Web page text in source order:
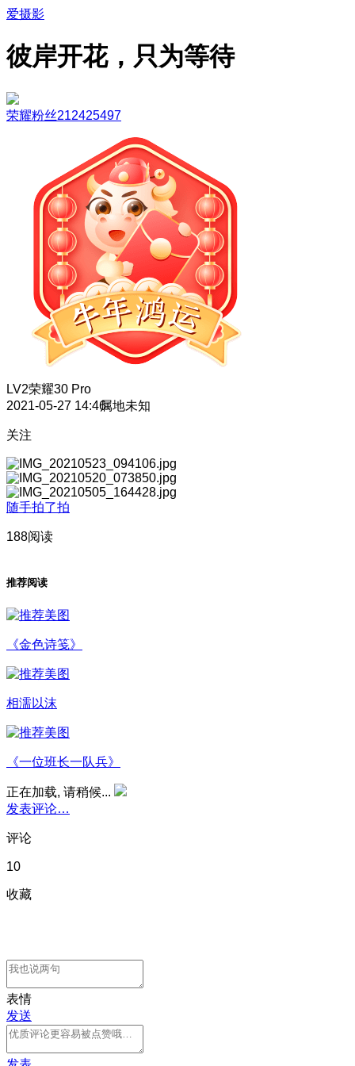
爱摄影
彼岸开花，只为等待
荣耀粉丝212425497
LV2荣耀30 Pro
2021-05-27 14:46属地未知
关注
随手拍了拍
188阅读
推荐阅读
《金色诗笺》
相濡以沫
《一位班长一队兵》
正在加载, 请稍候...
发表评论…
评论
10
收藏
表情
发送